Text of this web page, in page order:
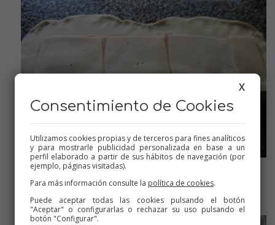
Vamos enrollándolo poco a poco apretando
X
Consentimiento de Cookies
Utilizamos cookies propias y de terceros para fines analíticos
y para mostrarle publicidad personalizada en base a un
perfil elaborado a partir de sus hábitos de navegación (por
ejemplo, páginas visitadas).
Para más información consulte la política de cookies.
Puede aceptar todas las cookies pulsando el botón
"Aceptar" o configurarlas o rechazar su uso pulsando el
botón "Configurar".